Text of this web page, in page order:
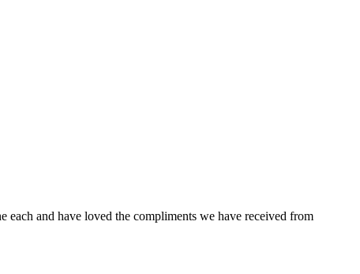
and have loved the compliments we have received from